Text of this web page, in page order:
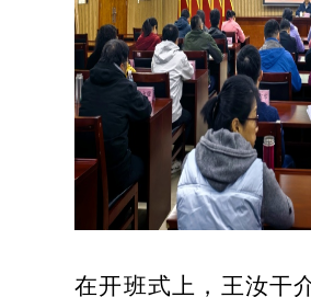
在开班式上，王汝干